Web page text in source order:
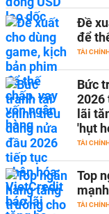
Đề
để
TÀI
Bức
2026
lãi
'hụt
TÀI
Top
TÀI